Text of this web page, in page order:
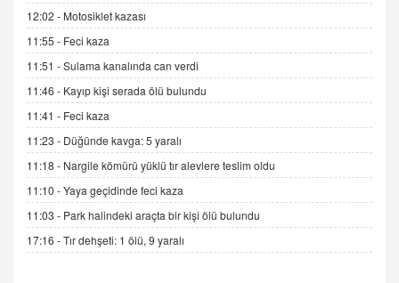
DR. EKREM ASLAN
Gerçek Ne, Algı Ne? "Beraber Yürüyoruz"
Cümlesinin Peşinden
19.07.2025 12:45
GÖNÜL MENEKŞE
Şifacının Yolu
04.11.2025 12:56
AV. RÜMEYSA ÖZKALE
Kira Uyuşmazlıklarında Dava Açmadan Önce
Arabulucuya Başvuru Şartı
12:02 - Motosiklet kazası
11:55 - Feci kaza
11:51 -Sulama kanalında can verdi
11:46 - Kayıp kişi serada ölü bulundu
11:41 - Feci kaza
11:23 - Düğünde kavga: 5 yaralı
11:18 - Nargile kömürü yüklü tır alevlere teslim oldu
11:10 -Yaya geçidinde feci kaza
11:03 - Park halindeki araçta bir kişi ölü bulundu
17:16 -Tır dehşeti: 1 ölü, 9 yaralı